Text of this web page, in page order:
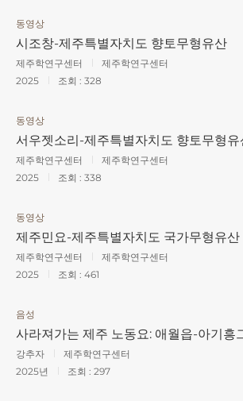
동영상
시조창-제주특별자치도 향토무형유산
제주학연구센터
제주학연구센터
2025
조회 : 328
동영상
서우젯소리-제주특별자치도 향토무형유
제주학연구센터
제주학연구센터
2025
조회 : 338
동영상
제주민요-제주특별자치도 국가무형유산
제주학연구센터
제주학연구센터
2025
조회 : 461
음성
사라져가는 제주 노동요: 애월읍-아기흥
강추자
제주학연구센터
2025년
조회 : 297